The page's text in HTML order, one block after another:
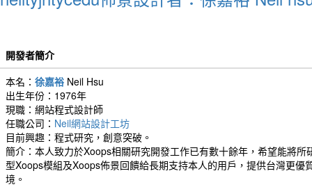
開發者簡介
本名： 徐嘉裕 Neil Hsu
出生年份：1976年
現職：網站程式設計師
任職公司： Neil網站設計工坊
目前興趣：程式研究，創意突破。
簡介：本人致力於Xoops相關研究開發工作已有數十餘年，希望能將所
型Xoops模組及Xoops佈景回饋給長期支持本人的用戶，提供台灣更優
境。